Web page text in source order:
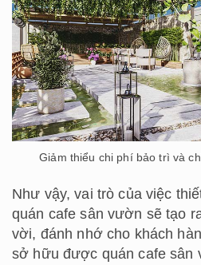
Giảm thiểu chi phí bảo trì và
Như vậy, vai trò của việc
quán cafe sân vườn sẽ tạo
vời, đánh nhớ cho khách
sở hữu được quán cafe sân